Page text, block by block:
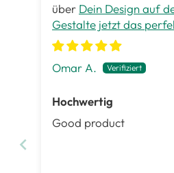
Dein Design auf
Gestalte jetzt das
jedem Anlass
Omar A.
Hochwertig
Good product